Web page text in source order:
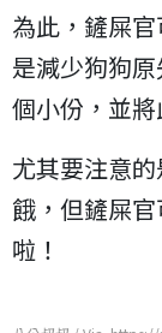
為此，鏟屎
是減少狗狗
個小份，並
尤其要注意
餓，但鏟屎
啦！